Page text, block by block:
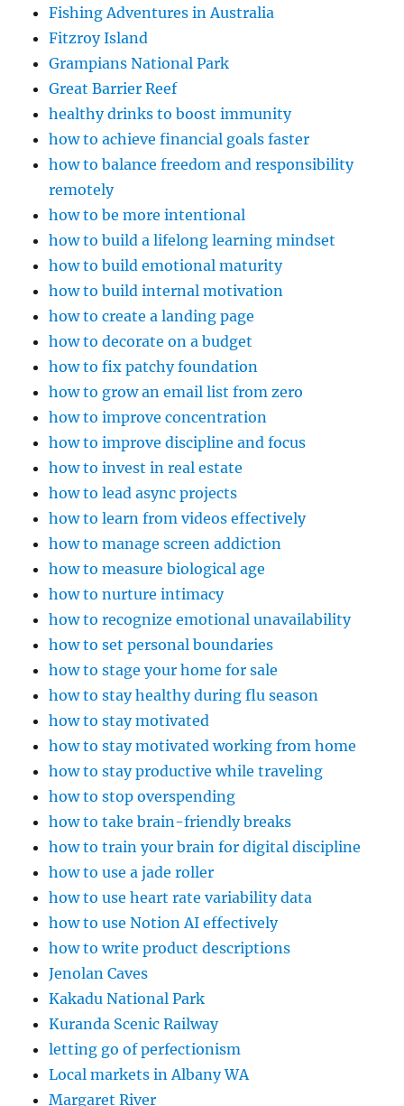
Fishing Adventures in Australia
Fitzroy Island
Grampians National Park
Great Barrier Reef
healthy drinks to boost immunity
how to achieve financial goals faster
how to balance freedom and responsibility
remotely
how to be more intentional
how to build a lifelong learning mindset
how to build emotional maturity
how to build internal motivation
how to create a landing page
how to decorate on a budget
how to fix patchy foundation
how to grow an email list from zero
how to improve concentration
how to improve discipline and focus
how to invest in real estate
how to lead async projects
how to learn from videos effectively
how to manage screen addiction
how to measure biological age
how to nurture intimacy
how to recognize emotional unavailability
how to set personal boundaries
how to stage your home for sale
how to stay healthy during flu season
how to stay motivated
how to stay motivated working from home
how to stay productive while traveling
how to stop overspending
how to take brain-friendly breaks
how to train your brain for digital discipline
how to use a jade roller
how to use heart rate variability data
how to use Notion AI effectively
how to write product descriptions
Jenolan Caves
Kakadu National Park
Kuranda Scenic Railway
letting go of perfectionism
Local markets in Albany WA
Margaret River